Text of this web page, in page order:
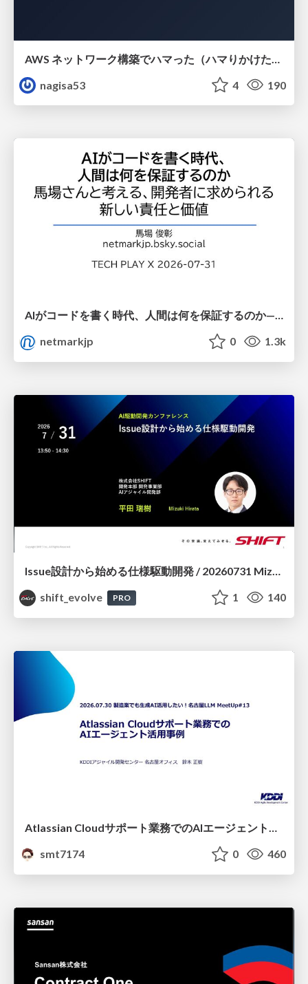
nagisa53
4 190
AIがコードを書く時代、人間は何を保証するのか———馬場さんと考える、開発者に求められる新しい責任と価値 - TECH PLAY
netmarkjp
0 1.3k
Issue設計から始める仕様駆動開発 / 20260731 Mizuki Hirata
shift_evolve
PRO 1 140
smt7174
0 460